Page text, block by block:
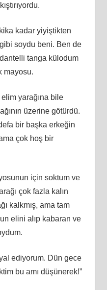
kadar yiyiştikten
soydu beni. Ben de
tanga külodum
mayosu.
yarağına bile
üzerine götürdü.
bir başka erkeğin
çok hoş bir
için soktum ve
çok fazla kalın
kalkmış, ama tam
elini alıp kabaran ve
ediyorum. Dün gece
bu amı düşünerek!”